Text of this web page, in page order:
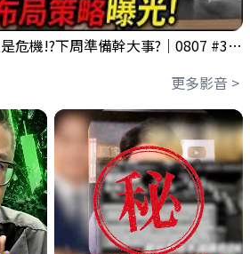
鴻海回測季線是機會還是危機!?下周準備幹大事?｜0807 #3661 #2317 #2317鴻海
更多影音 >